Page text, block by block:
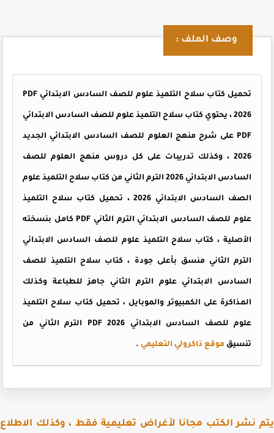
وصف الملف :
تحميل كتاب سلاح التلميذ علوم للصف السادس الابتدائي PDF
2026 ، يحتوي كتاب سلاح التلميذ علوم للصف السادس الابتدائي
PDF على شرح منهج العلوم للصف السادس الابتدائي الجديد
2026 ، وكذلك تدريبات على كل دروس منهج العلوم للصف
السادس الابتدائي 2026 الترم الثاني من كتاب سلاح التلميذ علوم
الصف السادس الابتدائي 2026 ، تحميل كتاب سلاح التلميذ
علوم للصف السادس الابتدائي الترم الثاني PDF كامل بنسخته
الأصلية ، كتاب سلاح التلميذ علوم للصف السادس الابتدائي
الترم الثاني منسق بأعلى جودة ، كتاب سلاح التلميذ للصف
السادس الابتدائي علوم الترم الثاني جاهز للطباعة وكذلك
المذاكرة على الكمبيوتر والموبايل ، تحميل كتاب سلاح التلميذ
علوم للصف السادس الابتدائي PDF 2026 الترم الثاني من
تنسيقموقع ذاكرولي التعليمي.
نشر الكتب مجانا لأغراض تعليمية فقط ، وكذلك الاطلاع